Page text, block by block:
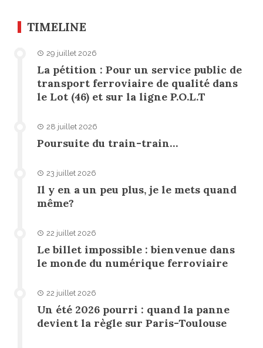
TIMELINE
29 juillet 2026
La pétition : Pour un service public de
transport ferroviaire de qualité dans
le Lot (46) et sur la ligne P.O.L.T
28 juillet 2026
Poursuite du train-train…
23 juillet 2026
Il y en a un peu plus, je le mets quand
même?
22 juillet 2026
Le billet impossible : bienvenue dans
le monde du numérique ferroviaire
22 juillet 2026
Un été 2026 pourri : quand la panne
devient la règle sur Paris-Toulouse